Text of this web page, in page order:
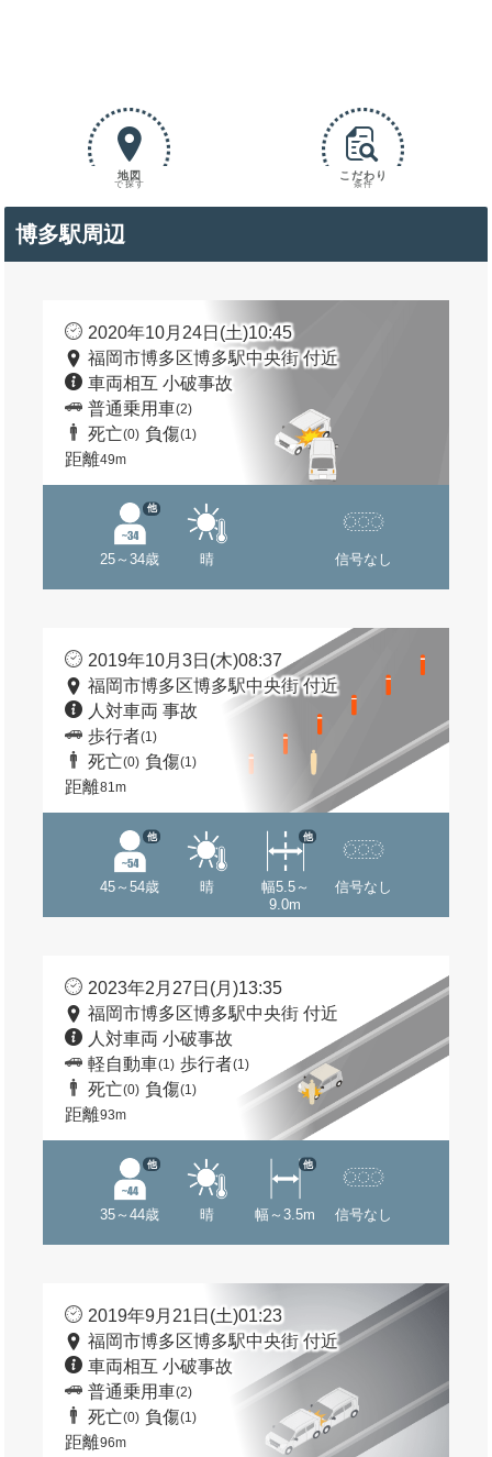
地図
で探す
こだわり
条件
博多駅周辺
2020年10月24日(土)10:45
福岡市博多区博多駅中央街 付近
車両相互 小破事故
普通乗用車(2)
死亡(0) 負傷(1)
距離49m
25～34歳
他
晴 信号なし
2019年10月3日(木)08:37
福岡市博多区博多駅中央街 付近
人対車両 事故
歩行者(1)
死亡(0) 負傷(1)
距離81m
45～54歳
他
晴
幅5.5～
9.0m
他
信号なし
2023年2月27日(月)13:35
福岡市博多区博多駅中央街 付近
人対車両 小破事故
軽自動車(1) 歩行者(1)
死亡(0) 負傷(1)
距離93m
35～44歳
他
晴 幅～3.5m
他
信号なし
2019年9月21日(土)01:23
福岡市博多区博多駅中央街 付近
車両相互 小破事故
普通乗用車(2)
死亡(0) 負傷(1)
距離96m